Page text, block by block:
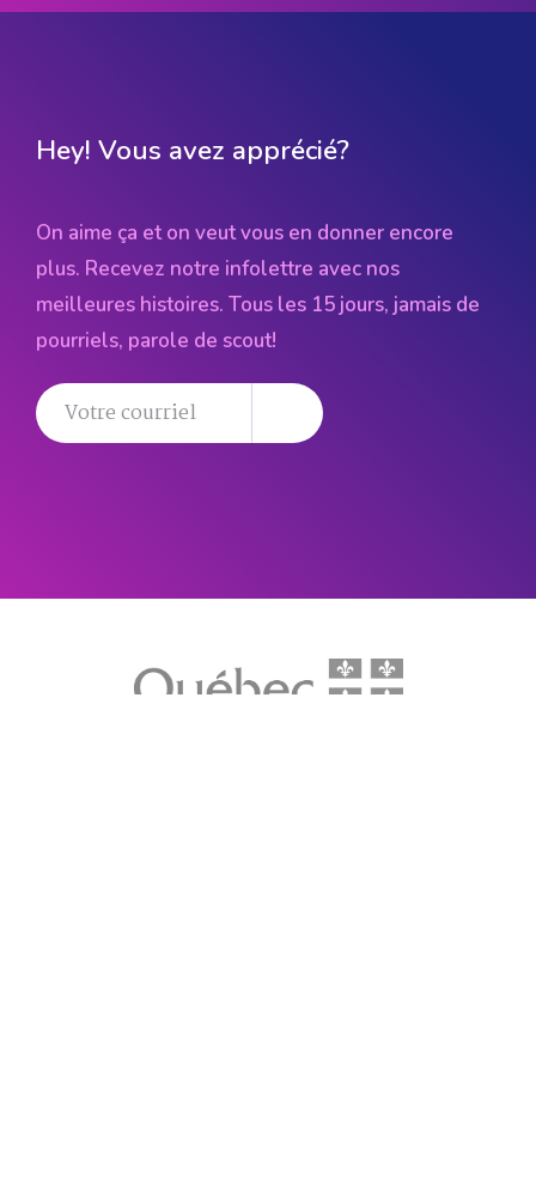
Hey! Vous avez apprécié?
On aime ça et on veut vous en donner encore
plus. Recevez notre infolettre avec nos
meilleures histoires. Tous les 15 jours, jamais de
pourriels, parole de scout!